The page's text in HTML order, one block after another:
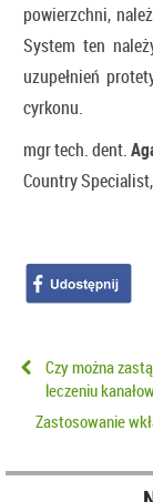
powierzchni,
System ten
uzupełnień
cyrkonu.
mgr tech. dent.
Country
Czy można
leczeniu
Zastosowanie